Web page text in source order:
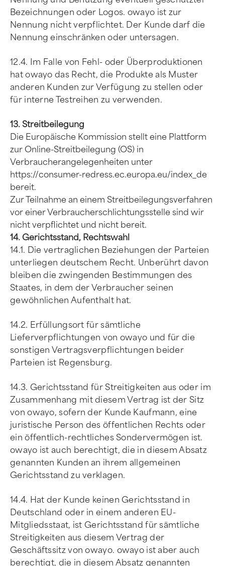
Bezeichnungen oder Logos. owayo ist zur
Nennung nicht verpflichtet. Der Kunde darf die
Nennung einschränken oder untersagen.
12.4. Im Falle von Fehl- oder Überproduktionen
hat owayo das Recht, die Produkte als Muster
anderen Kunden zur Verfügung zu stellen oder
für interne Testreihen zu verwenden.
13. Streitbeilegung
Die Europäische Kommission stellt eine Plattform
zur Online-Streitbeilegung (OS) in
Verbraucherangelegenheiten unter
https://consumer-redress.ec.europa.eu/index_de
bereit.
Zur Teilnahme an einem Streitbeilegungsverfahren
vor einer Verbraucherschlichtungsstelle sind wir
nicht verpflichtet und nicht bereit.
14. Gerichtsstand, Rechtswahl
14.1. Die vertraglichen Beziehungen der Parteien
unterliegen deutschem Recht. Unberührt davon
bleiben die zwingenden Bestimmungen des
Staates, in dem der Verbraucher seinen
gewöhnlichen Aufenthalt hat.
14.2. Erfüllungsort für sämtliche
Lieferverpflichtungen von owayo und für die
sonstigen Vertragsverpflichtungen beider
Parteien ist Regensburg.
14.3. Gerichtsstand für Streitigkeiten aus oder im
Zusammenhang mit diesem Vertrag ist der Sitz
von owayo, sofern der Kunde Kaufmann, eine
juristische Person des öffentlichen Rechts oder
ein öffentlich-rechtliches Sondervermögen ist.
owayo ist auch berechtigt, die in diesem Absatz
genannten Kunden an ihrem allgemeinen
Gerichtsstand zu verklagen.
14.4. Hat der Kunde keinen Gerichtsstand in
Deutschland oder in einem anderen EU-
Mitgliedsstaat, ist Gerichtsstand für sämtliche
Streitigkeiten aus diesem Vertrag der
Geschäftssitz von owayo. owayo ist aber auch
berechtigt, die in diesem Absatz genannten